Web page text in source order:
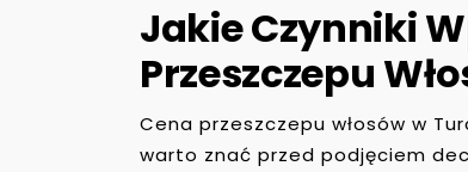
Jakie Czynniki
Przeszczepu
Cena przeszczepu włosów w
warto znać przed podjęciem